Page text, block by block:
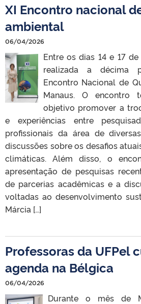
OUVIDORIA
PORTARIAS
TELEFONES
XI Encontro nacional
ambiental
06/04/2026
Entre os dias 14 e 17
realizada a décima
Encontro Nacional de
Manaus. O encontro
objetivo promover a
e experiências entre
profissionais da área de
discussões sobre os desafios
climáticas. Além disso, o
apresentação de pesquisas
de parcerias acadêmicas e a
voltadas ao desenvolvimento
Márcia […]
Professoras da UFPel
agenda na Bélgica
06/04/2026
Durante o mês de